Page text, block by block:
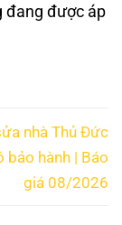
đang được áp
nhà Thủ Đức
bảo hành | Báo
giá 08/2026